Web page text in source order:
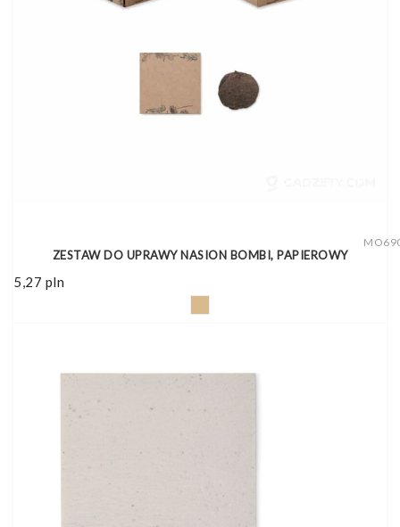
ZESTAW DO UPRAWY NASION BOMBI, PAPIEROWY
5,27 pln